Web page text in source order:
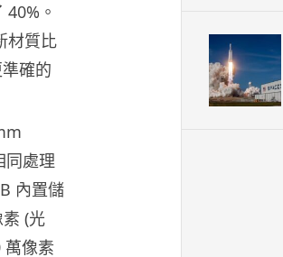
。
材質比
確的
同處理
內置儲
(光
萬像素